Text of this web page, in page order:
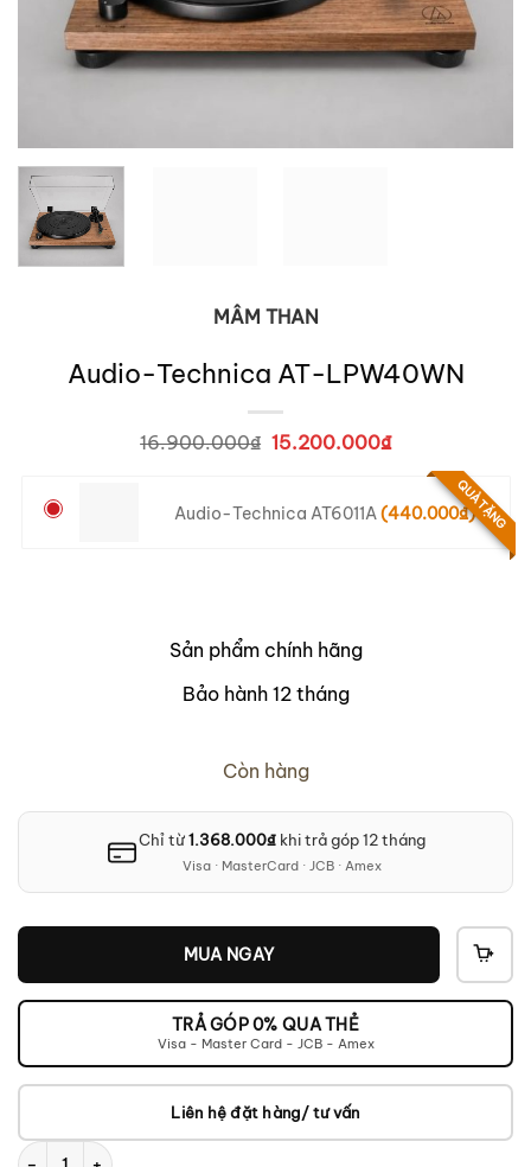
MÂM THAN
Audio-Technica AT-LPW40WN
16.900.000₫ Giá
16.900.000₫.
15.200.000₫Giá
15.200.000₫.
QUÀ TẶNG
Audio-Technica AT6011A(440.000₫)
Sản phẩm chính hãng
Bảo hành 12 tháng
Còn hàng
Chỉ từ1.368.000₫ khi trả góp 12 tháng
Visa · MasterCard · JCB · Amex
MUA NGAY
TRẢ GÓP 0% QUA THẺ
Visa - Master Card - JCB - Amex
Liên hệ đặt hàng/ tư vấn
Audio-Technica AT-LPW40WN số lượng